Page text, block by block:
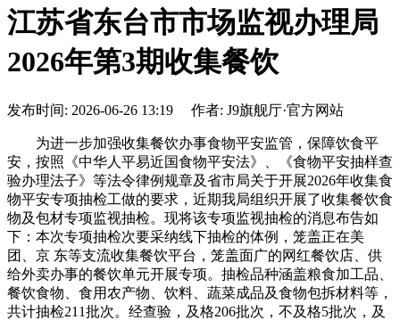
江苏省东台市市场监视办理局
2026年第3期收集餐饮
发布时间: 2026-06-26 13:19 作者: J9旗舰厅·官方网站
为进一步加强收集餐饮办事食物平安监管，保障饮食平
安，按照《中华人平易近国食物平安法》、《食物平安抽样查
验办理法子》等法令律例规章及省市局关于开展2026年收集食
物平安专项抽检工做的要求，近期我局组织开展了收集餐饮食
物及包材专项监视抽检。现将该专项监视抽检的消息布告如
下：本次专项抽检次要采纳线下抽检的体例，笼盖正在美
团、京 东等支流收集餐饮平台，笼盖面广的网红餐饮店、供
给外卖办事的餐饮单元开展专项。抽检品种涵盖粮食加工品、
餐饮食物、食用农产物、饮料、蔬菜成品及食物包拆材料等，
共计抽检211批次。经查验，及格206批次，不及格5批次，及